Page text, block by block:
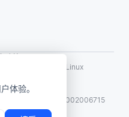
体验。
政策
的开源项目名称为 Linux
司保留所有权利
沪公网安备31011002006715